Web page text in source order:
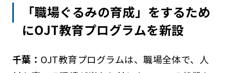
「職場ぐるみの育成」をするため
にOJT教育プログラムを新設
千葉： OJT教育プログラムは、職場全体で、人